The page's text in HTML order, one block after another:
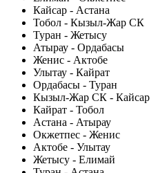
Кайсар - Астана
Тобол - Кызыл-Жар СК
Туран - Жетысу
Атырау - Ордабасы
Женис - Актобе
Улытау - Кайрат
Ордабасы - Туран
Кызыл-Жар СК - Кайсар
Кайрат - Тобол
Астана - Атырау
Окжетпес - Женис
Актобе - Улытау
Жетысу - Елимай